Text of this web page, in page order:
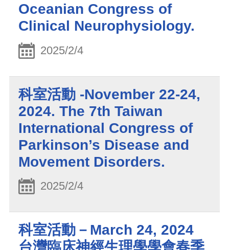
Oceanian Congress of
Clinical Neurophysiology.
2025/2/4
科室活動 -November 22-24,
2024. The 7th Taiwan
International Congress of
Parkinson’s Disease and
Movement Disorders.
2025/2/4
科室活動－March 24, 2024
台灣臨床神經生理學學會春季